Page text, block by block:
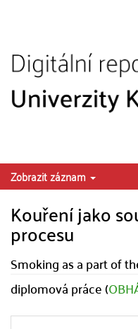
Zobrazit záznam
Kouření jako
procesu
Smoking as a part of
diplomová práce (